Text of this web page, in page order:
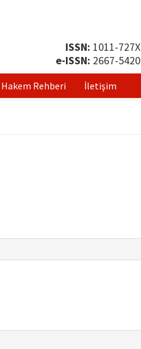
ISSN: 1011-727X
e-ISSN: 2667-5420
Hakem Rehberi İletişim